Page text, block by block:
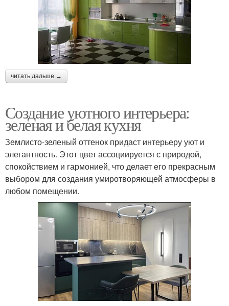
читать дальше →
Создание уютного интерьера:
зеленая и белая кухня
Землисто-зеленый оттенок придаст интерьеру уют и
элегантность. Этот цвет ассоциируется с природой,
спокойствием и гармонией, что делает его прекрасным
выбором для создания умиротворяющей атмосферы в
любом помещении.